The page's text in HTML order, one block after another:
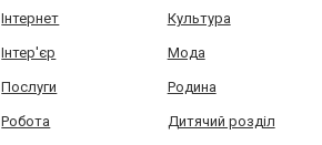
Інтернет Культура
Інтер'єр Мода
Послуги Родина
Робота Дитячий розділ